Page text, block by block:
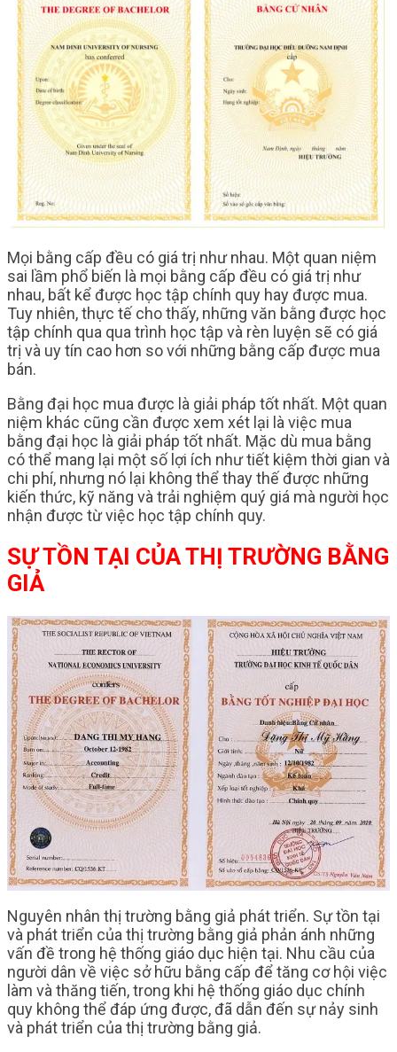
Mọi bằng cấp đều có giá trị như nhau. Một quan niệm
sai lầm phổ biến là mọi bằng cấp đều có giá trị như
nhau, bất kể được học tập chính quy hay được mua.
Tuy nhiên, thực tế cho thấy, những văn bằng được học
tập chính qua qua trình học tập và rèn luyện sẽ có giá
trị và uy tín cao hơn so với những bằng cấp được mua
bán.
Bằng đại học mua được là giải pháp tốt nhất. Một quan
niệm khác cũng cần được xem xét lại là việc mua
bằng đại học là giải pháp tốt nhất. Mặc dù mua bằng
có thể mang lại một số lợi ích như tiết kiệm thời gian và
chi phí, nhưng nó lại không thể thay thế được những
kiến thức, kỹ năng và trải nghiệm quý giá mà người học
nhận được từ việc học tập chính quy.
SỰ TỒN TẠI CỦA THỊ TRƯỜNG BẰNG
GIẢ
Nguyên nhân thị trường bằng giả phát triển. Sự tồn tại
và phát triển của thị trường bằng giả phản ánh những
vấn đề trong hệ thống giáo dục hiện tại. Nhu cầu của
người dân về việc sở hữu bằng cấp để tăng cơ hội việc
làm và thăng tiến, trong khi hệ thống giáo dục chính
quy không thể đáp ứng được, đã dẫn đến sự nảy sinh
và phát triển của thị trường bằng giả.